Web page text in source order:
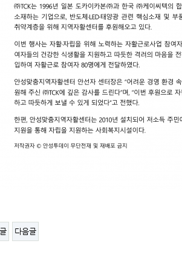
다음글